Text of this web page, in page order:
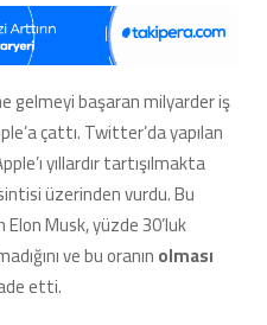
de
Apple’a
Sataştı:
Vergi
Topluyor”
için
gelmeyi başaran milyarder iş
çattı. Twitter’da yapılan
yıllardır tartışılmakta
üzerinden vurdu. Bu
Musk, yüzde 30’luk
ve bu oranınolması
etti.